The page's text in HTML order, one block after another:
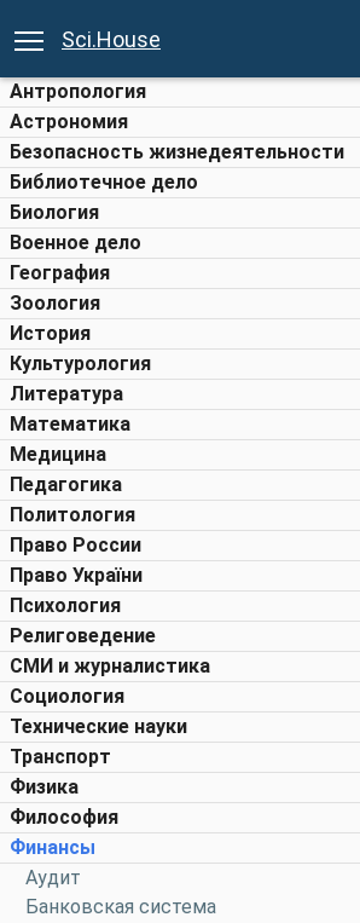
Sci.House
Антропология
Астрономия
Безопасность жизнедеятельности
Библиотечное дело
Биология
Военное дело
География
Зоология
История
Культурология
Литература
Математика
Медицина
Педагогика
Политология
Право России
Право України
Психология
Религоведение
СМИ и журналистика
Социология
Технические науки
Транспорт
Физика
Философия
Финансы
Аудит
Банковская система